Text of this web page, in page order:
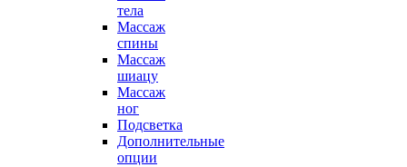
тела
Массаж
спины
Массаж
шиацу
Массаж
ног
Подсветка
Дополнительные
опции